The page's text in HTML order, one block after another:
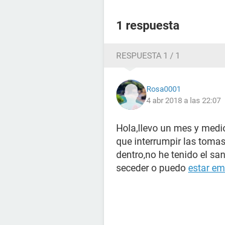
1 respuesta
RESPUESTA 1 / 1
Rosa0001
4 abr 2018 a las 22:07
Hola,llevo un mes y
que interrumpir las
dentro,no he tenido el
seceder o puedo estar